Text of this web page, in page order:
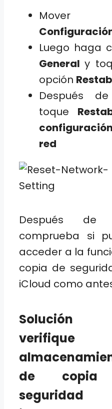
Luego haga
Generaly
opción
Después
toque
red
Después de
comprueba si
acceder a la
copia de
iCloud como
de copia